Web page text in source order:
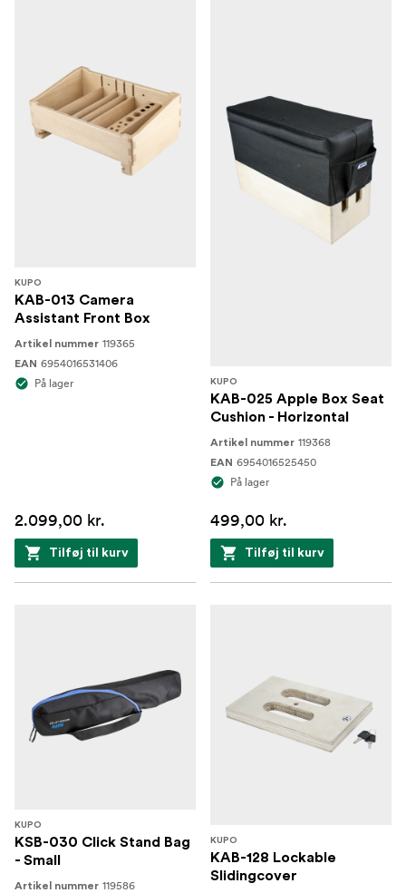
KUPO
KAB-013 Camera
Assistant Front Box
Artikel nummer 119365
EAN 6954016531406
På lager
2.099,00 kr.
Tilføj til kurv
KUPO
KAB-025 Apple Box Seat
Cushion - Horizontal
Artikel nummer 119368
EAN 6954016525450
På lager
499,00 kr.
Tilføj til kurv
KUPO
KSB-030 Click Stand Bag
- Small
Artikel nummer 119586
KUPO
KAB-128 Lockable
Slidingcover